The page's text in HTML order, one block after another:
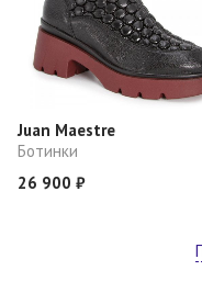
Juan Maestre
Ботинки
26 900 ₽